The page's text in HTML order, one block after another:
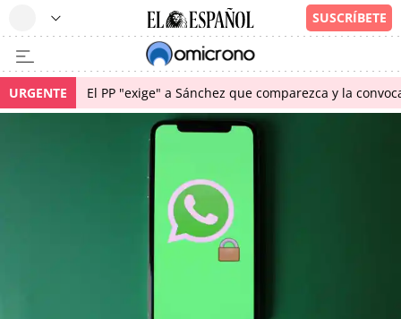
URGENTE El PP "exige" a Sánchez que comparezca y la